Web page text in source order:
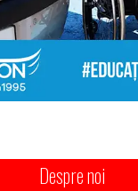
Despre noi